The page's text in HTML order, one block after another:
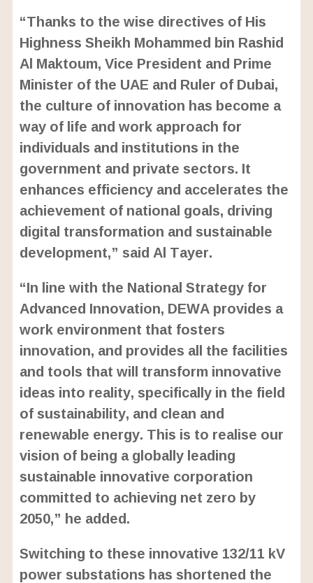
“Thanks to the wise directives of His
Highness Sheikh Mohammed bin Rashid
Al Maktoum, Vice President and Prime
Minister of the UAE and Ruler of Dubai,
the culture of innovation has become a
way of life and work approach for
individuals and institutions in the
government and private sectors. It
enhances efficiency and accelerates the
achievement of national goals, driving
digital transformation and sustainable
development,” said Al Tayer.
“In line with the National Strategy for
Advanced Innovation, DEWA provides a
work environment that fosters
innovation, and provides all the facilities
and tools that will transform innovative
ideas into reality, specifically in the field
of sustainability, and clean and
renewable energy. This is to realise our
vision of being a globally leading
sustainable innovative corporation
committed to achieving net zero by
2050,” he added.
Switching to these innovative 132/11 kV
power substations has shortened the